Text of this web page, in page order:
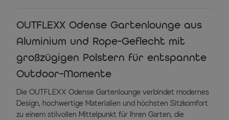
OUTFLEXX Odense Gartenlounge aus
Aluminium und Rope-Geflecht mit
großzügigen Polstern für entspannte
Outdoor-Momente
Die OUTFLEXX Odense Gartenlounge verbindet modernes
Design, hochwertige Materialien und höchsten Sitzkomfort
zu einem stilvollen Mittelpunkt für Ihren Garten, die